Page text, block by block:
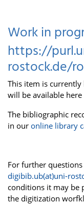
Work in
https://
rostock.de/
This item is
will be available
The bibliographic
in our online library
For further
digibib.ub(at)uni-
conditions it may be
the digitization